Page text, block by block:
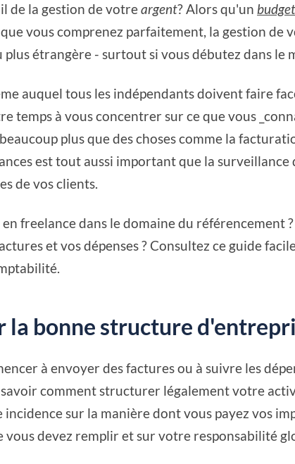
de la gestion de votreargent? Alors qu'un
vous comprenez parfaitement, la gestion de
plus étrangère - surtout si vous débutez dans le
auquel tous les indépendants doivent faire
temps à vous concentrer sur ce que vous
plus que des choses comme la
est tout aussi important que la surveillance
de vos clients.
freelance dans le domaine du référencement
et vos dépenses ? Consultez ce guide
la bonne structure
à envoyer des factures ou à suivre les
comment structurer légalement votre
sur la manière dont vous payez vos
vous devez remplir et sur votre responsabilité